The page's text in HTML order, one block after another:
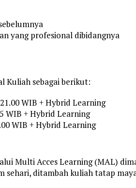
yang profesional dibidangnya
Kuliah sebagai berikut:
WIB + Hybrid Learning
WIB + Hybrid Learning
WIB + Hybrid Learning
Multi Acces Learning (MAL)
sehari, ditambah kuliah tatap